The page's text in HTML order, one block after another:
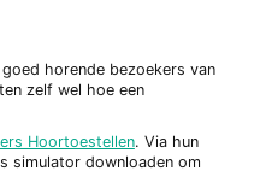
horende bezoekers van
zelf wel hoe een
Hoortoestellen. Via hun
simulator downloaden om